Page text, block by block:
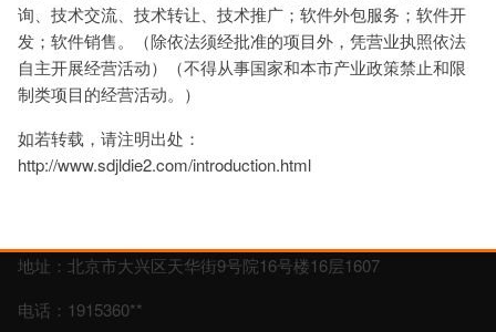
询、技术交流、技术转让、技术推广；软件外包服务；软件开
发；软件销售。（除依法须经批准的项目外，凭营业执照依法
自主开展经营活动）（不得从事国家和本市产业政策禁止和限
制类项目的经营活动。）
如若转载，请注明出处：
http://www.sdjldie2.com/introduction.html
地址：北京市大兴区天华街9号院16号楼16层1607
电话：1915360**